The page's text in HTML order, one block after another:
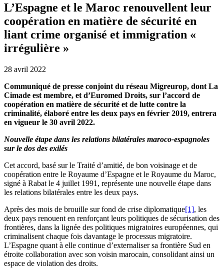
L’Espagne et le Maroc renouvellent leur
coopération en matière de sécurité en
liant crime organisé et immigration «
irrégulière »
28 avril 2022
Communiqué de presse conjoint du réseau Migreurop, dont La
Cimade est membre, et d’Euromed Droits, sur l’accord de
coopération en matière de sécurité et de lutte contre la
criminalité, élaboré entre les deux pays en février 2019, entrera
en vigueur le 30 avril 2022.
Nouvelle étape dans les relations bilatérales maroco-espagnoles
sur le dos des exilés
Cet accord, basé sur le Traité d’amitié, de bon voisinage et de
coopération entre le Royaume d’Espagne et le Royaume du Maroc,
signé à Rabat le 4 juillet 1991, représente une nouvelle étape dans
les relations bilatérales entre les deux pays.
Après des mois de brouille sur fond de crise diplomatique[1], les
deux pays renouent en renforçant leurs politiques de sécurisation des
frontières, dans la lignée des politiques migratoires européennes, qui
criminalisent chaque fois davantage le processus migratoire.
L’Espagne quant à elle continue d’externaliser sa frontière Sud en
étroite collaboration avec son voisin marocain, consolidant ainsi un
espace de violation des droits.